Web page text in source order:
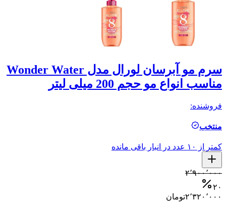
سرم مو آبرسان لورال مدل Wonder Water
مناسب انواع مو حجم 200 میلی لیتر
فروشنده:
منتخب
کمتر از ۱۰ عدد در انبار باقی مانده
۲٬۹۰۰٬۰۰۰
۲۰
۲٬۳۲۰٬۰۰۰تومان